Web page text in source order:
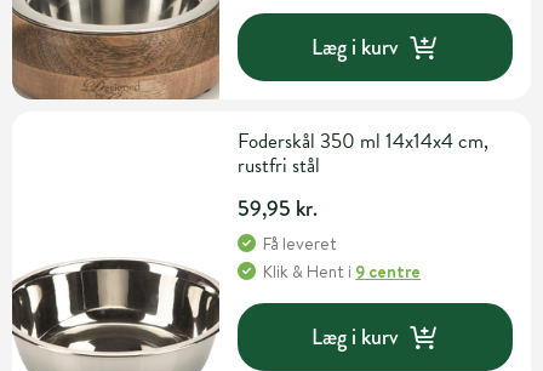
Læg i kurv
Foderskål 350 ml 14x14x4 cm,
rustfri stål
59,95 kr.
Få leveret
Klik & Hent i 9 centre
Læg i kurv